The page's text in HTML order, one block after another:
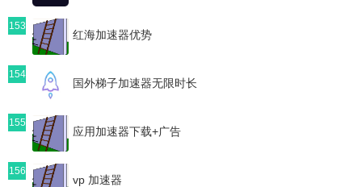
153
红海加速器优势
154
国外梯子加速器无限时长
155
应用加速器下载+广告
156
vp 加速器